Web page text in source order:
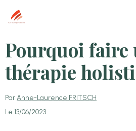
Pourquoi faire
thérapie
Par Anne-Laurence FRITSCH
Le 13/06/2023